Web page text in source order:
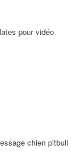
pour vidéo
chien pitbull